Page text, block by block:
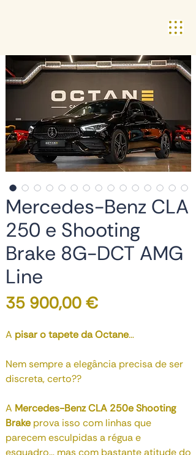
Mercedes-Benz CLA
250 e Shooting
Brake 8G-DCT AMG
Line
35 900,00 €Preço
A pisar o tapete da Octane…
Nem sempre a elegância precisa de ser
discreta, certo??
A Mercedes-Benz CLA 250e Shooting
Brake prova isso com linhas que
parecem esculpidas a régua e
esquadro… mas com bastante atitude do